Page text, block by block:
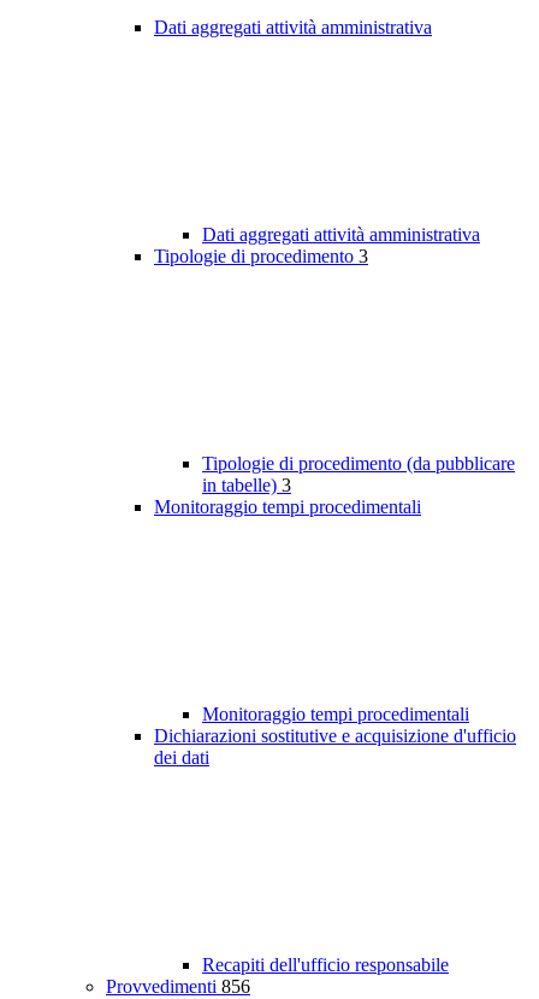
Dati aggregati attività amministrativa
Dati aggregati attività amministrativa
Tipologie di procedimento 3
Tipologie di procedimento (da pubblicare
in tabelle) 3
Monitoraggio tempi procedimentali
Monitoraggio tempi procedimentali
Dichiarazioni sostitutive e acquisizione d'ufficio
dei dati
Recapiti dell'ufficio responsabile
Provvedimenti 856